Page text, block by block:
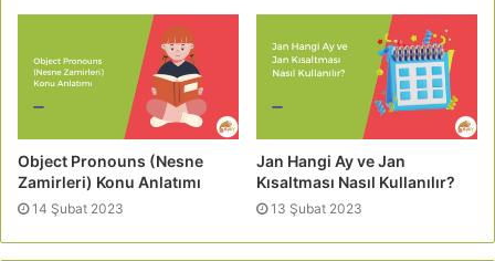
Object Pronouns (Nesne
Zamirleri) Konu Anlatımı
14 Şubat 2023
Jan Hangi Ay ve Jan
Kısaltması Nasıl Kullanılır?
13 Şubat 2023